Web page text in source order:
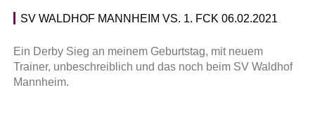
Februar
a
P
o
f
SV WALDHOF MANNHEIM VS. 1. FCK 06.02.2021
Ein Derby Sieg an meinem Geburtstag, mit neuem
Trainer, unbeschreiblich und das noch beim SV Waldhof
Mannheim.